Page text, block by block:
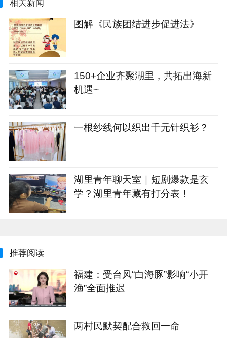
相关新闻
图解《民族团结进步促进法》
150+企业齐聚湖里，共拓出海新
机遇~
一根纱线何以织出千元针织衫？
湖里青年聊天室｜短剧爆款是玄
学？湖里青年藏有打分表！
推荐阅读
福建：受台风“白海豚”影响“小开
渔”全面推迟
两村民默契配合救回一命